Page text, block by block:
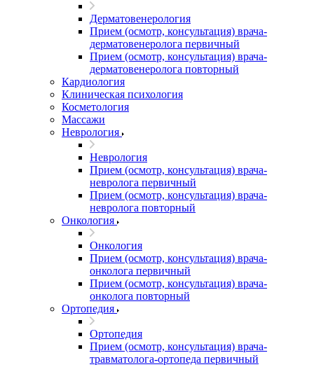
Дерматовенерология
Прием (осмотр, консультация) врача-
дерматовенеролога первичный
Прием (осмотр, консультация) врача-
дерматовенеролога повторный
Кардиология
Клиническая психология
Косметология
Массажи
Неврология
Неврология
Прием (осмотр, консультация) врача-
невролога первичный
Прием (осмотр, консультация) врача-
невролога повторный
Онкология
Онкология
Прием (осмотр, консультация) врача-
онколога первичный
Прием (осмотр, консультация) врача-
онколога повторный
Ортопедия
Ортопедия
Прием (осмотр, консультация) врача-
травматолога-ортопеда первичный